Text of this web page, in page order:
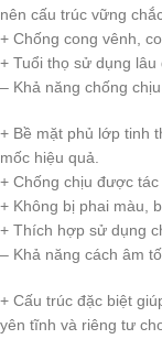
nên cấu trúc vững
+ Chống cong vênh,
+ Tuổi thọ sử dụng
– Khả năng chống
+ Bề mặt phủ lớp tinh
mốc hiệu quả.
+ Chống chịu được tác
+ Không bị phai màu,
+ Thích hợp sử dụng
– Khả năng cách âm
+ Cấu trúc đặc biệt
yên tĩnh và riêng tư